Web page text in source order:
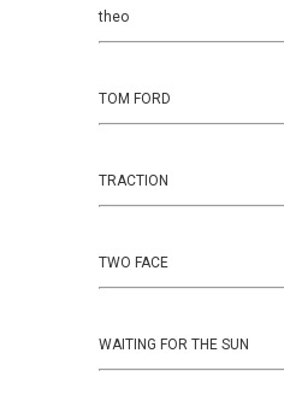
theo
TOM FORD
TRACTION
TWO FACE
WAITING FOR THE SUN